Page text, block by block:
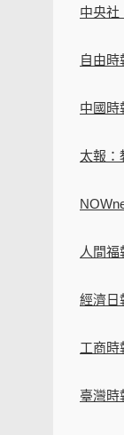
中央社
自由
中國時
太報：
人間福
經濟日
工商時
臺灣時